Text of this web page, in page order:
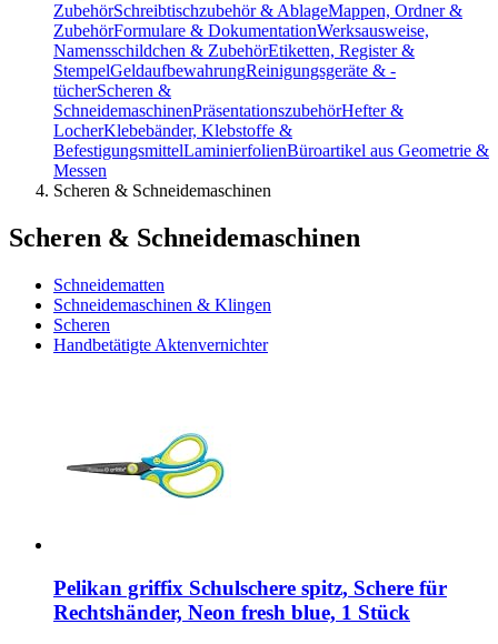
ZubehörSchreibtischzubehör & AblageMappen, Ordner &
ZubehörFormulare & DokumentationWerksausweise,
Namensschildchen & ZubehörEtiketten, Register &
StempelGeldaufbewahrungReinigungsgeräte & -
tücherScheren &
SchneidemaschinenPräsentationszubehörHefter &
LocherKlebebänder, Klebstoffe &
BefestigungsmittelLaminierfolienBüroartikel aus Geometrie &
Messen
Scheren & Schneidemaschinen
Scheren & Schneidemaschinen
Schneidematten
Schneidemaschinen & Klingen
Scheren
Handbetätigte Aktenvernichter
Pelikan griffix Schulschere spitz, Schere für
Rechtshänder, Neon fresh blue, 1 Stück